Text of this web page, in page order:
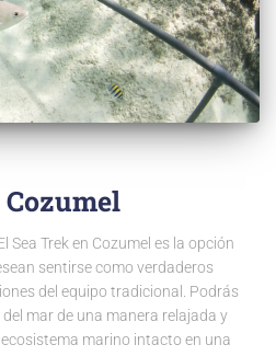
Cozumel
Sea Trek en Cozumel es la opción
sentirse como verdaderos
del equipo tradicional. Podrás
mar de una manera relajada y
marino intacto en una